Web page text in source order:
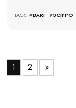
TAGS: #BARI #SCIPPO
1 2 »